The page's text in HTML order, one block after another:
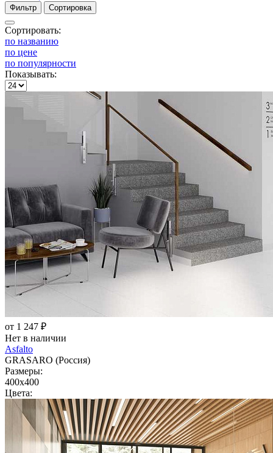
Фильтр Сортировка
Сортировать:
по названию
по цене
по популярности
Показывать:
от 1 247 ₽
Нет в наличии
Asfalto
GRASARO (Россия)
Размеры:
400x400
Цвета: